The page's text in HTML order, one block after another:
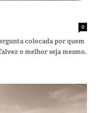
0
colocada por quem
o melhor seja mesmo,